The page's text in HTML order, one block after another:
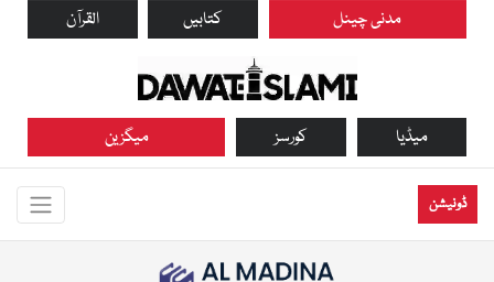
القرآن کتابیں مدنی چینل
میگزین کورسز میڈیا
ڈونیشن